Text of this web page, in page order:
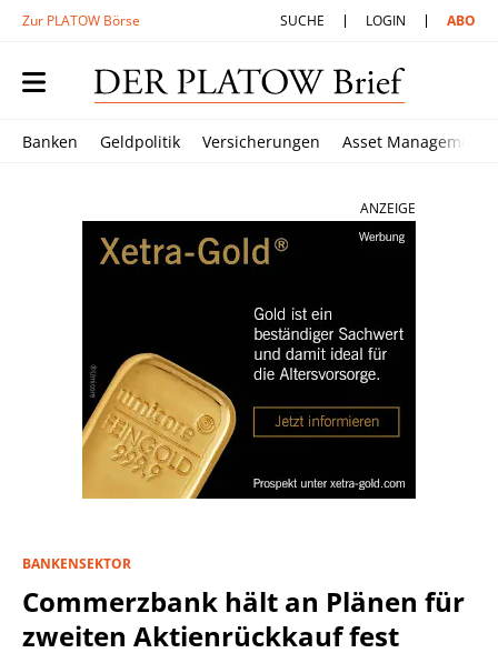
Zur PLATOW Börse SUCHE LOGIN ABO
Banken Geldpolitik Versicherungen Asset Management
ANZEIGE
BANKENSEKTOR
Commerzbank hält an Plänen für
zweiten Aktienrückkauf fest